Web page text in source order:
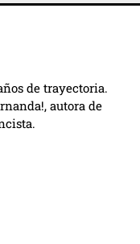
de trayectoria.
autora de